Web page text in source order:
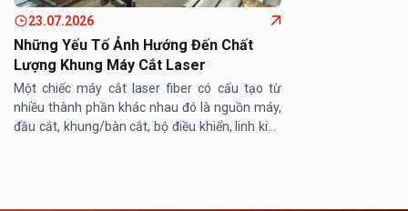
23.07.2026
Những Yếu Tố Ảnh Hướng Đến Chất
Lượng Khung Máy Cắt Laser
Một chiếc máy cắt laser fiber có cấu tạo từ
nhiều thành phần khác nhau đó là nguồn máy,
đầu cắt, khung/bàn cắt, bộ điều khiển, linh kiện